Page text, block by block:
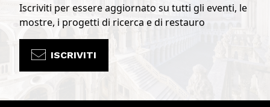
Iscriviti per essere aggiornato su tutti gli eventi, le
mostre, i progetti di ricerca e di restauro
ISCRIVITI